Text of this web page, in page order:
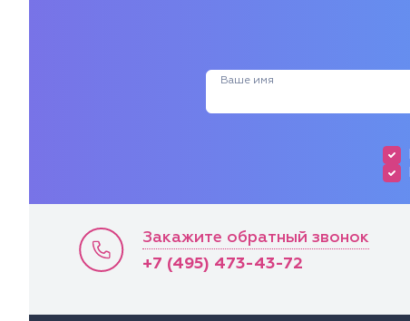
Ваше имя
Закажите обратный звонок
+7 (495) 473-43-72